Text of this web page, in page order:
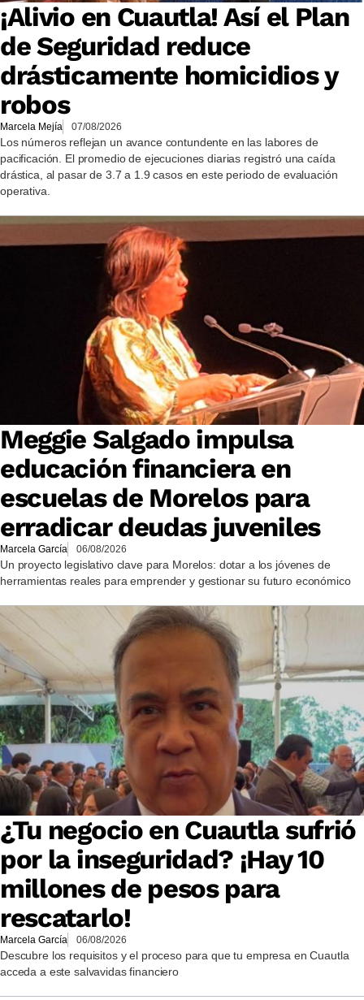
¡Alivio en Cuautla! Así el Plan
de Seguridad reduce
drásticamente homicidios y
robos
Marcela Mejía 07/08/2026
Los números reflejan un avance contundente en las labores de
pacificación. El promedio de ejecuciones diarias registró una caída
drástica, al pasar de 3.7 a 1.9 casos en este periodo de evaluación
operativa.
Meggie Salgado impulsa
educación financiera en
escuelas de Morelos para
erradicar deudas juveniles
Marcela García 06/08/2026
Un proyecto legislativo clave para Morelos: dotar a los jóvenes de
herramientas reales para emprender y gestionar su futuro económico
¿Tu negocio en Cuautla sufrió
por la inseguridad? ¡Hay 10
millones de pesos para
rescatarlo!
Marcela García 06/08/2026
Descubre los requisitos y el proceso para que tu empresa en Cuautla
acceda a este salvavidas financiero